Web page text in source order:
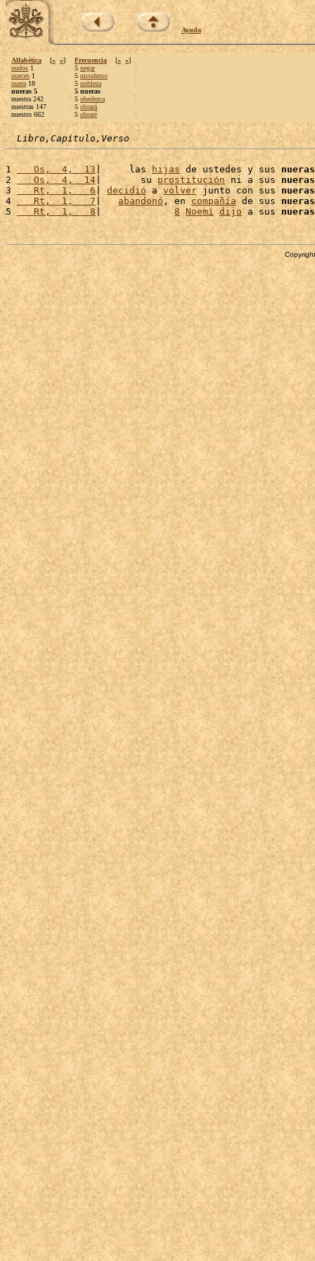
Ayuda
Alfabética [« »]
nudos 1
nueces 1
nuera 18
nueras 5
nuestra 242
nuestras 147
nuestro 662
Frecuencia [« »]
5 negar
5 nicodemo
5 nobleza
5 nueras
5 obedezca
5 obrará
5 obraré
Libro,Capítulo,Verso
1
   Os,  4,  13
|     las hijas de ustedes y sus nueras
2
   Os,  4,  14
|       su prostitución ni a sus nueras
3
   Rt,  1,   6
| decidió a volver junto con sus nueras
4
   Rt,  1,   7
| abandonó, en compañía de sus nueras
5
   Rt,  1,   8
| 8 Noemí dijo a sus nueras